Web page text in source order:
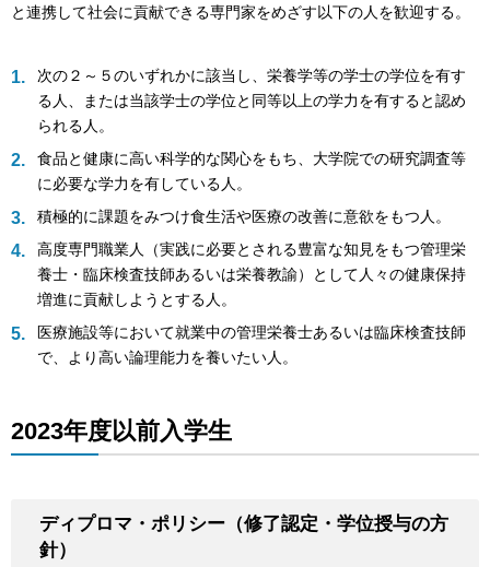
と連携して社会に貢献できる専門家をめざす以下の人を歓迎する。
次の２～５のいずれかに該当し、栄養学等の学士の学位を有す
る人、または当該学士の学位と同等以上の学力を有すると認め
られる人。
食品と健康に高い科学的な関心をもち、大学院での研究調査等
に必要な学力を有している人。
積極的に課題をみつけ食生活や医療の改善に意欲をもつ人。
高度専門職業人（実践に必要とされる豊富な知見をもつ管理栄
養士・臨床検査技師あるいは栄養教諭）として人々の健康保持
増進に貢献しようとする人。
医療施設等において就業中の管理栄養士あるいは臨床検査技師
で、より高い論理能力を養いたい人。
2023年度以前入学生
ディプロマ・ポリシー（修了認定・学位授与の方
針）